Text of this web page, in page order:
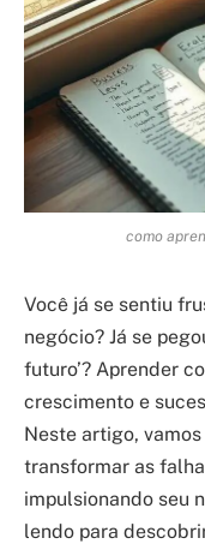
como
Você já se sentiu
negócio? Já se
futuro’? Aprender
crescimento e
Neste artigo,
transformar as
impulsionando seu
lendo para